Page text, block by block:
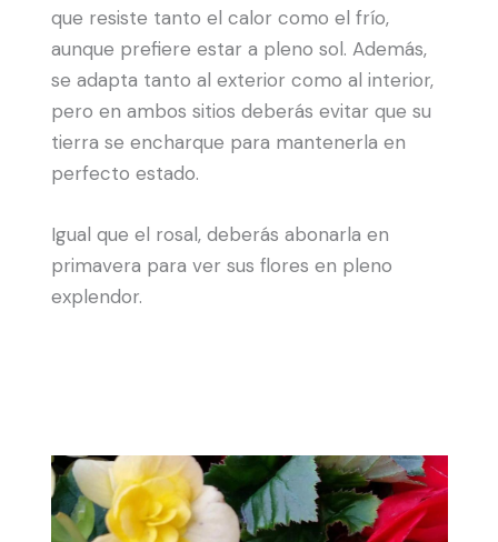
que resiste tanto el calor como el frío,
aunque prefiere estar a pleno sol. Además,
se adapta tanto al exterior como al interior,
pero en ambos sitios deberás evitar que su
tierra se encharque para mantenerla en
perfecto estado.
Igual que el rosal, deberás abonarla en
primavera para ver sus flores en pleno
explendor.